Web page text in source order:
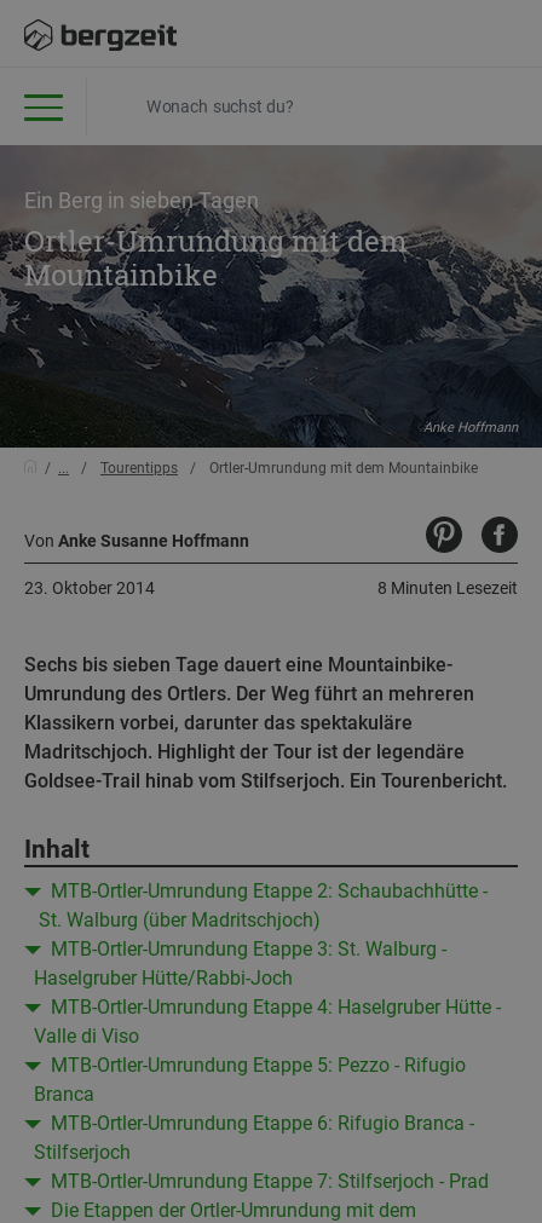
Ein Berg in sieben Tagen
Ortler-Umrundung mit dem
Mountainbike
Anke Hoffmann
... Tourentipps Ortler-Umrundung mit dem Mountainbike
Von Anke Susanne Hoffmann
8 Minuten Lesezeit
23. Oktober 2014
Sechs bis sieben Tage dauert eine Mountainbike-
Umrundung des Ortlers. Der Weg führt an mehreren
Klassikern vorbei, darunter das spektakuläre
Madritschjoch. Highlight der Tour ist der legendäre
Goldsee-Trail hinab vom Stilfserjoch. Ein Tourenbericht.
Inhalt
MTB-Ortler-Umrundung Etappe 2: Schaubachhütte -
St. Walburg (über Madritschjoch)
MTB-Ortler-Umrundung Etappe 3: St. Walburg -
Haselgruber Hütte/Rabbi-Joch
MTB-Ortler-Umrundung Etappe 4: Haselgruber Hütte -
Valle di Viso
MTB-Ortler-Umrundung Etappe 5: Pezzo - Rifugio
Branca
MTB-Ortler-Umrundung Etappe 6: Rifugio Branca -
Stilfserjoch
MTB-Ortler-Umrundung Etappe 7: Stilfserjoch - Prad
Die Etappen der Ortler-Umrundung mit dem